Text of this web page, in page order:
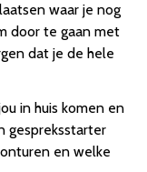
waar je nog
door te gaan met
dat je de hele
in huis komen en
gespreksstarter
en welke